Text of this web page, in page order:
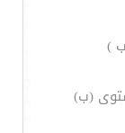
)
(ب)